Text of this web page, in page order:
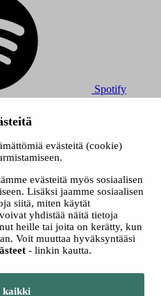
evästeitä (cookie)
evästeitä myös sosiaalisen
Lisäksi jaamme sosiaalisen
siitä, miten käytät
yhdistää näitä tietoja
heille tai joita on kerätty, kun
Voit muuttaa hyväksyntääsi
- linkin kautta.
kaikki
Spotify